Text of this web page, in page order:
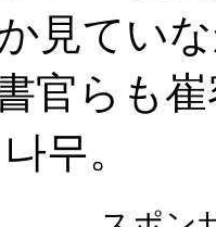
見てい
官らも
무。